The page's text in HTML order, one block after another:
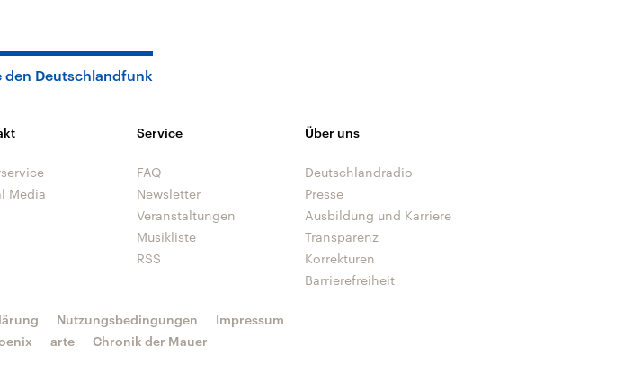
den Deutschlandfunk
Media
Service
FAQ
Newsletter
Veranstaltungen
Musikliste
RSS
Über uns
Deutschlandradio
Presse
Ausbildung und Karriere
Transparenz
Korrekturen
Barrierefreiheit
Nutzungsbedingungen
Impressum
arte Chronik der Mauer